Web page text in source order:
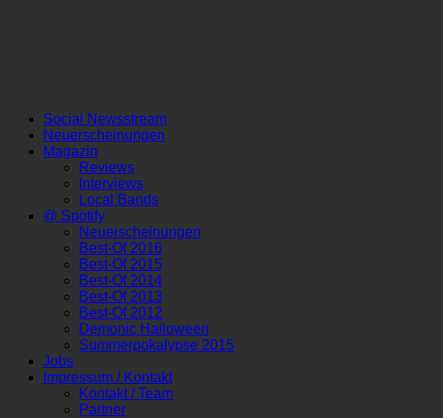
Social Newsstream
Neuerscheinungen
Magazin
Reviews
Interviews
Local Bands
@ Spotify
Neuerscheinungen
Best-Of 2016
Best-Of 2015
Best-Of 2014
Best-Of 2013
Best-Of 2012
Demonic Halloween
Summerpokalypse 2015
Jobs
Impressum / Kontakt
Kontakt / Team
Partner